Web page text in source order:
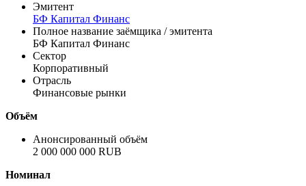
Эмитент
БФ Капитал Финанс
Полное название заёмщика / эмитента
БФ Капитал Финанс
Сектор
Корпоративный
Отрасль
Финансовые рынки
Объём
Анонсированный объём
2 000 000 000 RUB
Номинал